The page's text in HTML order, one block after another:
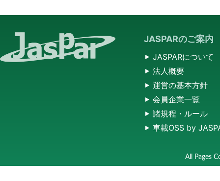
JASPARのご案内
JASPARについて
法人概要
運営の基本方針
会員企業一覧
諸規程・ルール
車載OSS by
All Pages